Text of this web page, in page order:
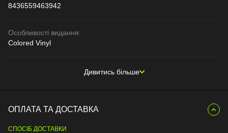
8436559463942
Особливості видання:
Colored Vinyl
Дивитись більше
ОПЛАТА ТА ДОСТАВКА
СПОСІБ ДОСТАВКИ